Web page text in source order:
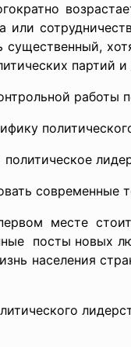
или
существенный,
партий
современные
месте
посты новых
населения